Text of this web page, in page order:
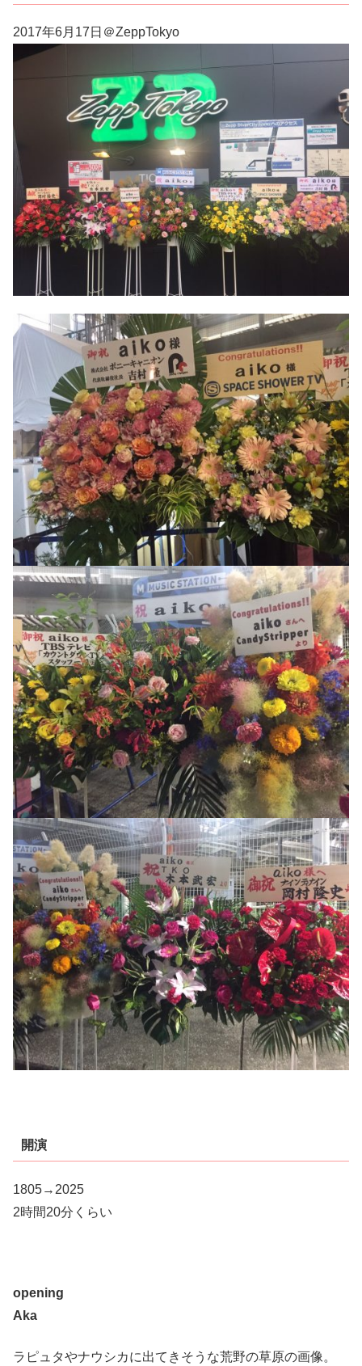
2017年6月17日＠ZeppTokyo
開演
1805→2025
2時間20分くらい
opening
Aka
ラピュタやナウシカに出てきそうな荒野の草原の画像。